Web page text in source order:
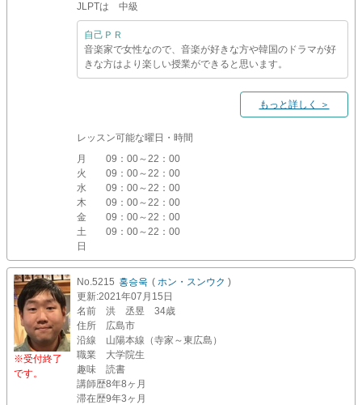
JLPTは 中級
自己ＰＲ
音楽家で女性なので、音楽が好きな方や韓国のドラマが好
きな方はより楽しい授業ができると思います。
もっと詳しく ＞
レッスン可能な曜日・時間
月
09：00～22：00
火
09：00～22：00
水
09：00～22：00
木
09：00～22：00
金
09：00～22：00
土
09：00～22：00
日
※受付終了
です。
No.5215 홍승욱 ( ホン・スンウク )
更新:2021年07月15日
名前
洪 丞昱 34歳
住所
広島市
沿線
山陽本線（寺家～東広島）
職業
大学院生
趣味
読書
講師歴8年8ヶ月
滞在歴9年3ヶ月